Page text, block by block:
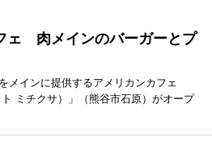
ェ 肉メインのバーガーとプ
メインに提供するアメリカンカフェ
ミチクサ）」（熊谷市石原）がオープ